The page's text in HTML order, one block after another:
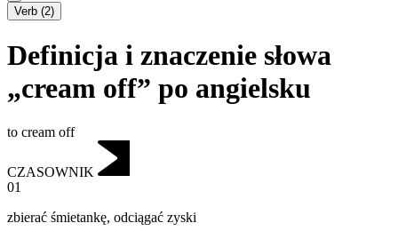
Verb (2)
Definicja i znaczenie słowa
„cream off” po angielsku
to cream off
CZASOWNIK
01
zbierać śmietankę, odciągać zyski